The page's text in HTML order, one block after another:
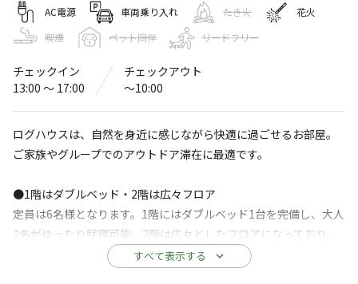
AC電源 車両乗り入れ たき火
花火
喫煙
ペット同伴 リードフリー
チェックイン
13:00 〜 17:00
チェックアウト
〜10:00
ログハウスは、自然を身近に感じながら快適に過ごせるお部屋。
ご家族やグループでのアウトドア滞在に最適です。
●1階はダブルベッド・2階は広々フロア
定員は6名様となります。1階にはダブルベッド1台を完備し、大人
2名がゆったり就寝可能。2階は広々としたフロアになっており、
布団を敷いて4名が快適にお休みいただけます。木の漂うログハウ
スならではの落ち着いた空間で、のんびりくつろげます。
すべて表示する
〒509-3113 岐阜県下呂市小坂町湯屋273-1
Googleマップで見る
水洗トイレ
コインシャワー 自動販売機
【新名称：のほほんパークひだおさか】下呂温
泉・飛騨高山から車40分。清流のせせらぎと木
のぬくもりに包まれる、全11棟のログハウス＆